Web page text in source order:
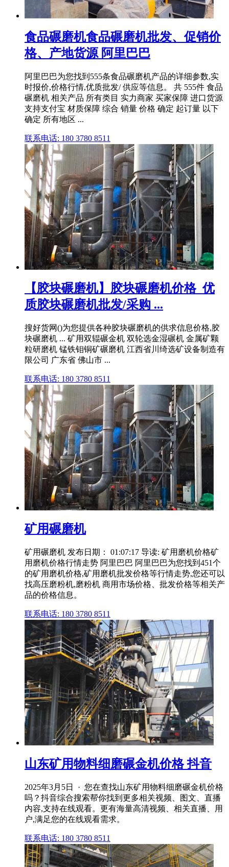
食品碾磨机食品碾磨机批发、促销价
格、产地货源 阿里巴巴
阿里巴巴为您找到555条食品碾磨机产品的详细参数,实
时报价,价格行情,优质批发/ 供应等信息。 共 555件 食品
碾磨机 相关产品 所有类目 实力商家 买家保障 进口货源
支持支付宝 材质保障 综合 销量 价格 确定 起订量 以下
确定 所有地区 ...
联系电话: 180 3780 8511
【胶块碾磨机】胶块碾磨机价格_优
质胶块碾磨机批发/采购 ...
搜好货网()为您提供各种胶块碾磨机的供求信息价格,胶
块碾磨机 ... 矿用双辊碾金机 双轮选金湿碾机 金属矿颗
粒研磨机 锰铁钼铜矿碾磨机 江西省川绮选矿设备制造有
限公司 广东省 佛山市 ...
联系电话: 180 3780 8511
矿用碾磨机
矿用碾磨机 发布日期： 01:07:17 导读: 矿用磨机价格矿
用磨机价格行情走势 阿里巴巴 阿里巴巴为您找到451个
的矿用磨机价格,矿用磨机批发价格等行情走势,您还可以
找高压磨粉机,磨粉机 商用市场价格、批发价格等相关产
品的价格信息。
联系电话: 180 3780 8511
山东矿用物料细磨碾金机价格 抖音
2025年3月5日 · 您在查找山东矿用物料细磨碾金机价格
吗？抖音综合搜索帮你找到更多相关视频、图文、直播
内容,支持在线观看。更有海量高清视频、相关直播、用
户,满足您的在线观看需求。
联系电话: 180 3780 8511